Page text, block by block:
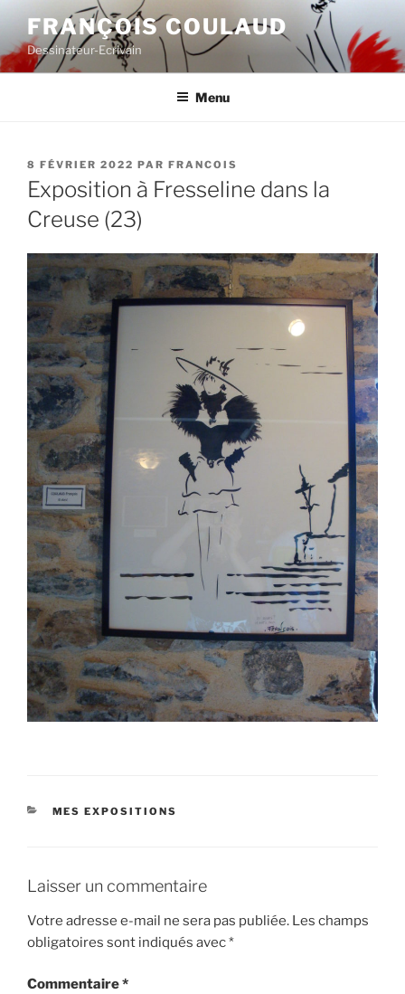
contenu
principal
FRANÇOIS COULAUD
Dessinateur-Ecrivain
Menu
PUBLIÉ
LE
8 FÉVRIER 2022 PAR FRANCOIS
Exposition à Fresseline dans la
Creuse (23)
CATÉGORIES
MES EXPOSITIONS
Laisser un commentaire
Votre adresse e-mail ne sera pas publiée. Les champs
obligatoires sont indiqués avec*
Commentaire*